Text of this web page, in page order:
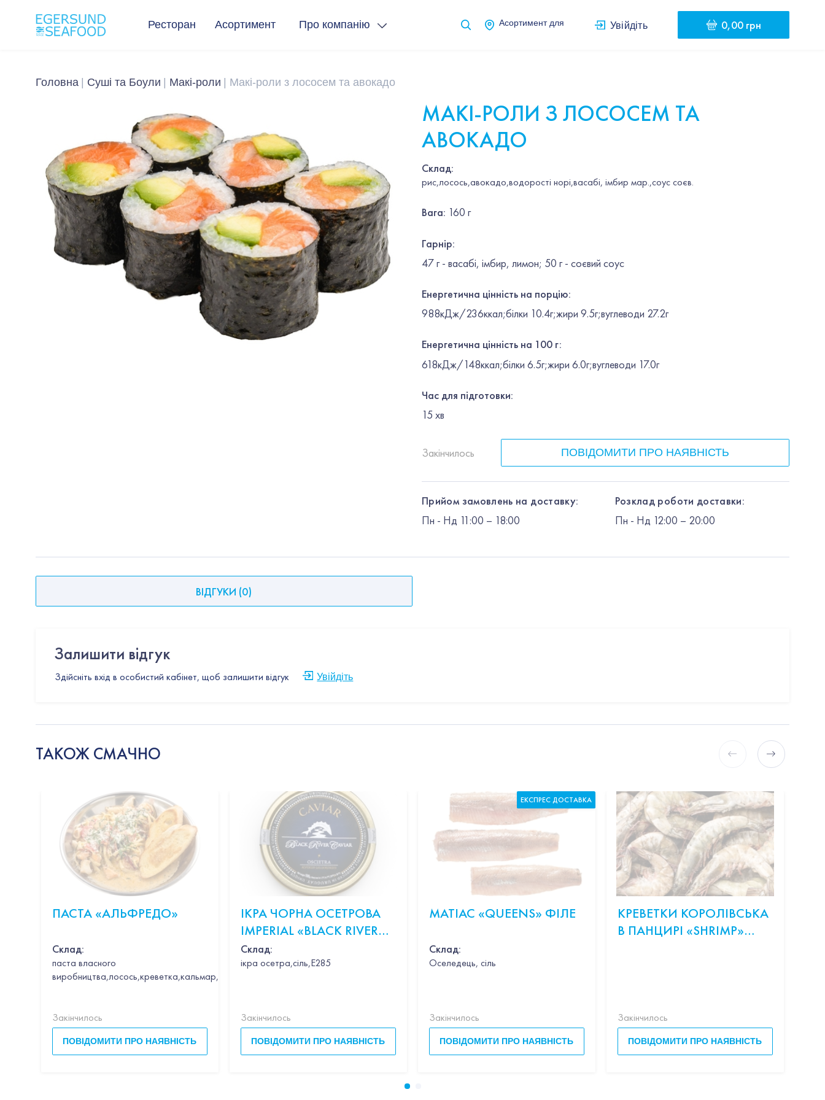
Ресторан Асортимент Про компанію Асортимент для Увійдіть 0,00 грн
Головна Суші та Боули Макі-роли Макі-роли з лососем та авокадо
МАКІ-РОЛИ З ЛОСОСЕМ ТА
АВОКАДО
Склад:
рис,лосось,авокадо,водорості норі,васабі, імбир мар.,соус соєв.
Вага: 160 г
Гарнір:
47 г - васабі, імбир, лимон; 50 г - соєвий соус
Енергетична цінність на порцію:
988кДж/236ккал;білки 10.4г;жири 9.5г;вуглеводи 27.2г
Енергетична цінність на 100 г:
618кДж/148ккал;білки 6.5г;жири 6.0г;вуглеводи 17.0г
Час для підготовки:
15 хв
Закінчилось ПОВІДОМИТИ ПРО НАЯВНІСТЬ
Прийом замовлень на доставку:
Пн - Нд 11:00 – 18:00
Розклад роботи доставки:
Пн - Нд 12:00 – 20:00
ВІДГУКИ (0)
Залишити відгук
Здійсніть вхід в особистий кабінет, щоб залишити відгук Увійдіть
ТАКОЖ СМАЧНО
ПАСТА «АЛЬФРЕДО»
Склад:
паста власного
виробництва,лосось,креветка,кальмар,гребінець,часник,вино,петрушка,вершки,пармезан,базилік
Закінчилось
ПОВІДОМИТИ ПРО НАЯВНІСТЬ
ІКРА ЧОРНА ОСЕТРОВА
IMPERIAL «BLACK RIVER
CAVIAR OSCIETRA» 100Г
Склад:
ікра осетра,сіль,Е285
Закінчилось
ПОВІДОМИТИ ПРО НАЯВНІСТЬ
МАТІАС «QUEENS» ФІЛЕ
Склад:
Оселедець, сіль
Закінчилось
ПОВІДОМИТИ ПРО НАЯВНІСТЬ
ЕКСПРЕС ДОСТАВКА
КРЕВЕТКИ КОРОЛІВСЬКА
В ПАНЦИРІ «SHRIMP»
Закінчилось
ПОВІДОМИТИ ПРО НАЯВНІСТЬ